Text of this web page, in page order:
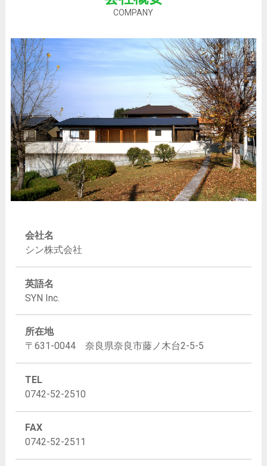
COMPANY
会社名
シン株式会社
英語名
SYN Inc.
所在地
〒631-0044 奈良県奈良市藤ノ木台2-5-5
TEL
0742-52-2510
FAX
0742-52-2511